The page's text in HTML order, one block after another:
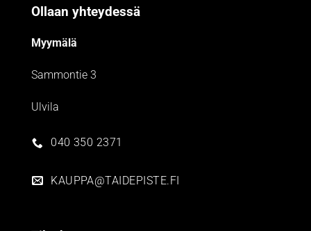
Ollaan yhteydessä
Myymälä
Sammontie 3
Ulvila
040 350 2371
KAUPPA@TAIDEPISTE.FI